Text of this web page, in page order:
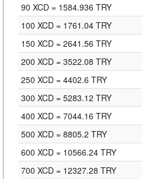
90 XCD = 1584.936 TRY
100 XCD = 1761.04 TRY
150 XCD = 2641.56 TRY
200 XCD = 3522.08 TRY
250 XCD = 4402.6 TRY
300 XCD = 5283.12 TRY
400 XCD = 7044.16 TRY
500 XCD = 8805.2 TRY
600 XCD = 10566.24 TRY
700 XCD = 12327.28 TRY